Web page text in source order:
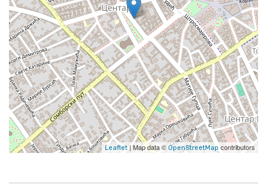
Leaflet| Map data ©OpenStreetMapcontributors